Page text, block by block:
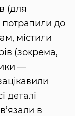
(для
потрапили до
містили
(зокрема,
—
деталі
в